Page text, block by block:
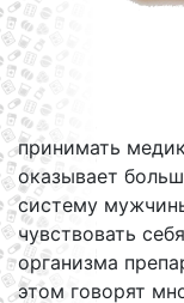
принимать
оказывает
систему
чувствовать
организма
этом говорят